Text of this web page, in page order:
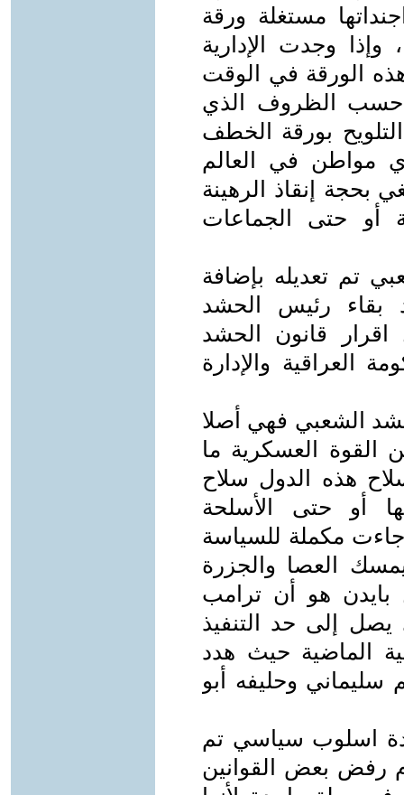
مستغلة ورقة
وجدت الإدارية
هذه الورقة في الوقت
حسب الظروف الذي
بورقة الخطف
مواطن في العالم
بحجة إنقاذ الرهينة
أو حتى الجماعات
تم تعديله بإضافة
بقاء رئيس الحشد
قانون الحشد
العراقية والإدارة
الشعبي فهي أصلا
العسكرية ما
هذه الدول سلاح
أو حتى الأسلحة
جاءت مكملة للسياسة
العصا والجزرة
هو أن ترامب
إلى حد التنفيذ
الماضية حيث هدد
سليماني وحليفه أبو
اسلوب سياسي تم
رفض بعض القوانين